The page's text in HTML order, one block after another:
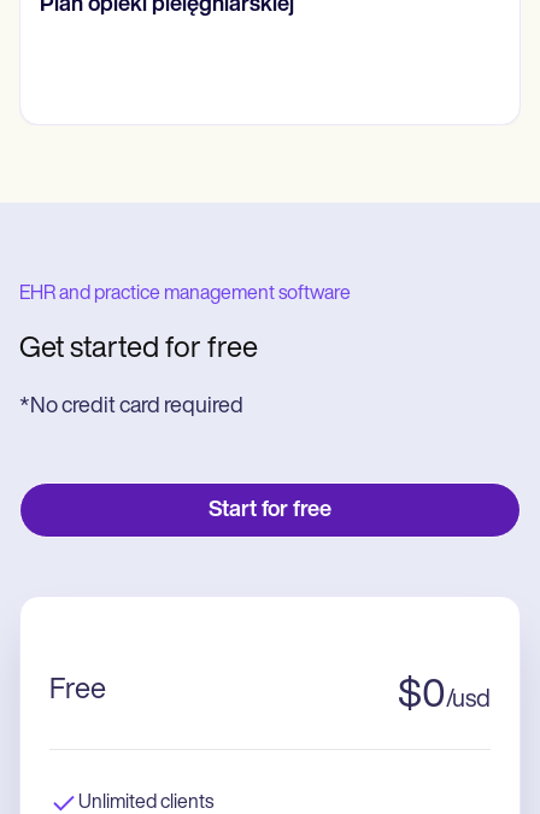
FAST Skala
EHR and practice management software
Get started for free
*No credit card required
Start for free
Free $0/usd
Unlimited clients